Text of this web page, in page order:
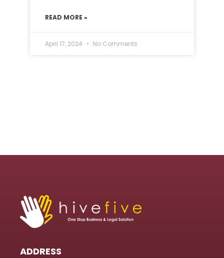
READ MORE »
April 17, 2024 No Comments
ADDRESS